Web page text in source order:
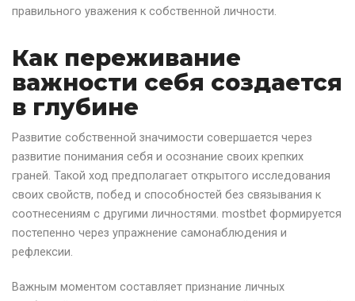
правильного уважения к собственной личности.
Как переживание
важности себя создается
в глубине
Развитие собственной значимости совершается через
развитие понимания себя и осознание своих крепких
граней. Такой ход предполагает открытого исследования
своих свойств, побед и способностей без связывания к
соотнесениям с другими личностями. mostbet формируется
постепенно через упражнение самонаблюдения и
рефлексии.
Важным моментом составляет признание личных